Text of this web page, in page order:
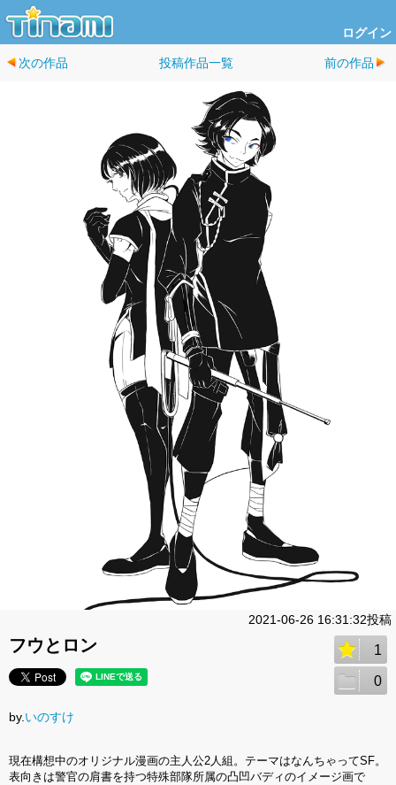
ログイン
次の作品 投稿作品一覧 前の作品
2021-06-26 16:31:32投稿
フウとロン 1
0
by.いのすけ
現在構想中のオリジナル漫画の主人公2人組。テーマはなんちゃってSF。
表向きは警官の肩書を持つ特殊部隊所属の凸凹バディのイメージ画で